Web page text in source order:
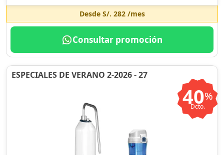
Desde S/. 282/mes
Consultar promoción
ESPECIALES DE VERANO 2-2026 - 27
40%
Dcto.